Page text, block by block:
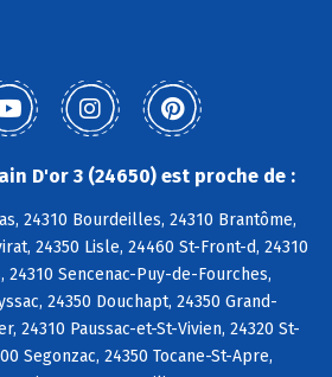
D'or 3 (24650) est proche de :
24310 Bourdeilles, 24310 Brantôme,
24350 Lisle, 24460 St-Front-d, 24310
Sencenac-Puy-de-Fourches,
24350 Douchapt, 24350 Grand-
24310 Paussac-et-St-Vivien, 24320 St-
Segonzac, 24350 Tocane-St-Apre,